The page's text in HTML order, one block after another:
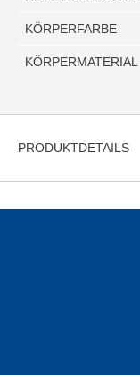
KÖRPERFARBE
KÖRPERMATERIAL
PRODUKTDETAILS